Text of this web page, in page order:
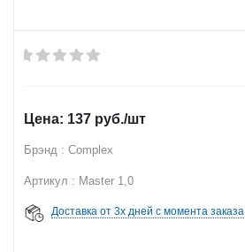
137 руб./шт
Брэнд : Complex
Артикул : Master 1,0
Доставка от 3х дней с момента заказа